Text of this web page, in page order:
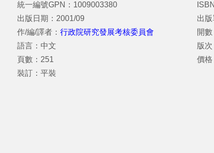
統一編號GPN：1009003380
出版日期：2001/09
作/編/譯者： 行政院研究發展考核委員會
語言：中文
頁數：251
裝訂：平裝
出版
開
版次
價